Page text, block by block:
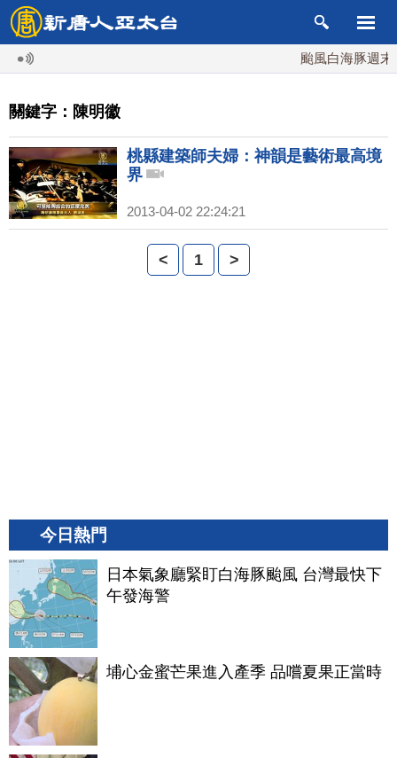
颱風白海豚週末
關鍵字：陳明徽
桃縣建築師夫婦：神韻是藝術最高境
界
2013-04-02 22:24:21
< 1 >
今日熱門
日本氣象廳緊盯白海豚颱風 台灣最快下
午發海警
埔心金蜜芒果進入產季 品嚐夏果正當時